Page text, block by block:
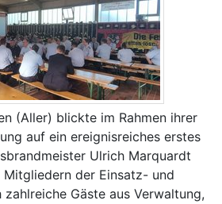
(Aller) blickte im Rahmen ihrer
auf ein ereignisreiches erstes
Ulrich Marquardt
der Einsatz- und
Gäste aus Verwaltung,